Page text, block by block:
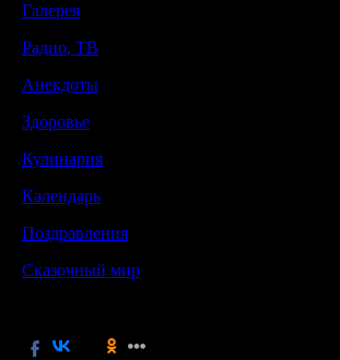
Галерея
Радио, ТВ
Анекдоты
Здоровье
Кулинария
Календарь
Поздравления
Сказочный мир